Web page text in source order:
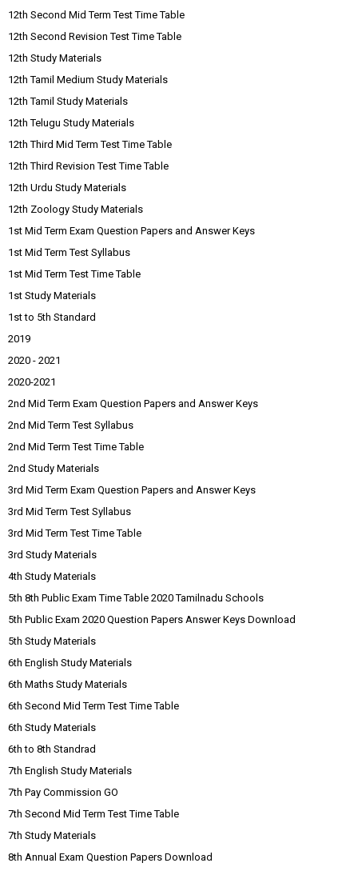
12th Second Mid Term Test Time Table
12th Second Revision Test Time Table
12th Study Materials
12th Tamil Medium Study Materials
12th Tamil Study Materials
12th Telugu Study Materials
12th Third Mid Term Test Time Table
12th Third Revision Test Time Table
12th Urdu Study Materials
12th Zoology Study Materials
1st Mid Term Exam Question Papers and Answer Keys
1st Mid Term Test Syllabus
1st Mid Term Test Time Table
1st Study Materials
1st to 5th Standard
2019
2020 - 2021
2020-2021
2nd Mid Term Exam Question Papers and Answer Keys
2nd Mid Term Test Syllabus
2nd Mid Term Test Time Table
2nd Study Materials
3rd Mid Term Exam Question Papers and Answer Keys
3rd Mid Term Test Syllabus
3rd Mid Term Test Time Table
3rd Study Materials
4th Study Materials
5th 8th Public Exam Time Table 2020 Tamilnadu Schools
5th Public Exam 2020 Question Papers Answer Keys Download
5th Study Materials
6th English Study Materials
6th Maths Study Materials
6th Second Mid Term Test Time Table
6th Study Materials
6th to 8th Standrad
7th English Study Materials
7th Pay Commission GO
7th Second Mid Term Test Time Table
7th Study Materials
8th Annual Exam Question Papers Download